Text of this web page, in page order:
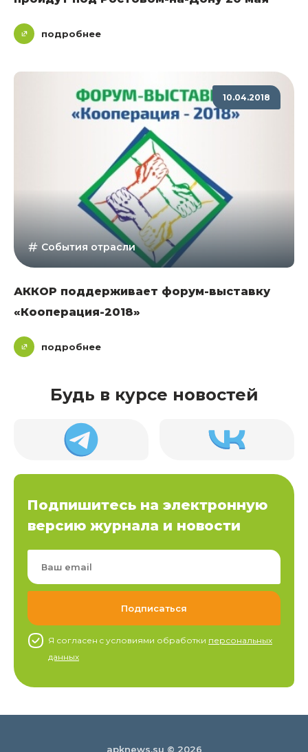
подробнее
10.04.2018
События отрасли
АККОР поддерживает форум-выставку
«Кооперация-2018»
подробнее
Будь в курсе новостей
Подпишитесь на электронную
версию журнала и новости
Я согласен c условиями обработки персональных
данных
apknews.su © 2026